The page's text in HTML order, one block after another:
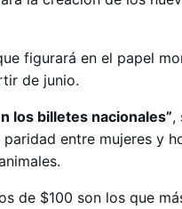
figurará en el papel
de junio.
los billetes nacionales”,
entre mujeres y
de $100 son los que